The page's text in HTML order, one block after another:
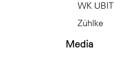
WK UBIT
Zühlke
Media